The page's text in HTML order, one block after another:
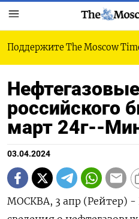
Поддержите The Moscow
российского
март 24г--
03.04.2024
МОСКВА, 3 апр (Рейтер) - Ниже приводятся сведения о нефтегазовых доходах федерального бюджета РФ за период c января 2023 года по март 2024 года, по данным Минфина (в млрд руб.): Период Изменение к предыдущему периоду Показатели янв 23г фев 23г мар 23г апр 23г май 23г июн 23г июл 23г авг 23г сен 23г окт 23г ноя 23г дек 23г 2023 г янв 24г фев 24г апр 24г мар/фев 24г мар/фев - мар 24/23 мар 24/23 - янв-мар янв-мар мар 24г +/- 24г % +/- % 24/23 +/- 24/23г % Нефтегазовые доходы, всего 425,5 521,2 688,2 647,5 570,7 528,6 811,3 642,7 739,9 1.634,6 961,7 650,5 8.822,3 675,2 945,6 361,9 38,3 619,3 90,0 1.293,4 79,1 1.307,5 Налог на добычу полезных ископаемых 437,7 643,6 562,8 599,2 703,6 631,6 673,0 874,9 1.086,6 1.107,7 1.174,7 970,0 9.465,3 878,4 1.213,7 -218,7 -18,0 432,2 76,8 1.443,0 87,8 (НДПИ) 995,0 Нефть 364,1 490,7 427,1 448,8 560,6 502,4 553,8 745,8 944,5 952,2 996,8 799,8 7.786,6 715,7 1.022,3 -219,2 -21,4 376,0 88,0 1.259,2 98,2